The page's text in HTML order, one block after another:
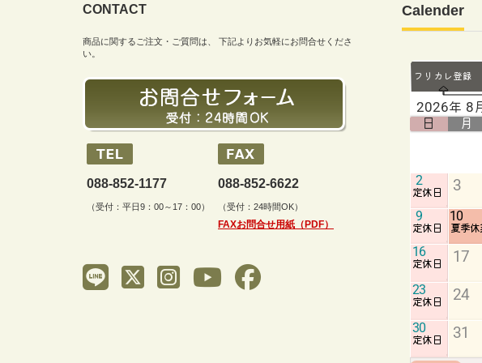
CONTACT
商品に関するご注文・ご質問は、 下記よりお気軽にお問合せくださ
い。
088-852-1177
（受付：平日9：00～17：00）
088-852-6622
（受付：24時間OK）
FAXお問合せ用紙（PDF）
Calender